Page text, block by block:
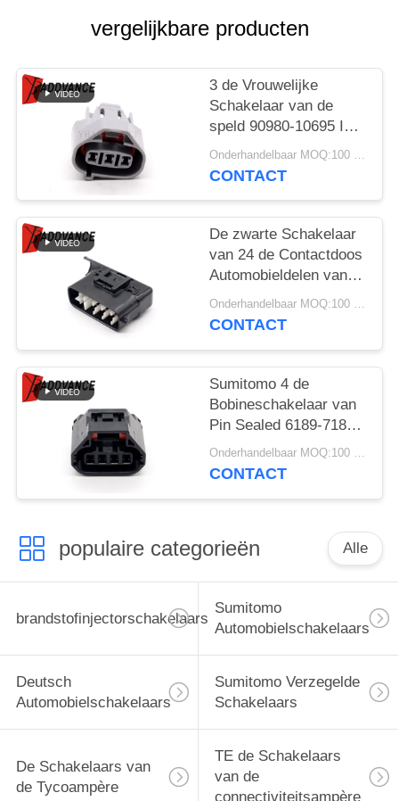
vergelijkbare producten
3 de Vrouwelijke
Schakelaar van de
speld 90980-10695 ISC
IACV Sensor voor
Toyota Lexus
Onderhandelbaar MOQ:100 EENHEDEN
CONTACT
De zwarte Schakelaar
van 24 de Contactdoos
Automobieldelen van
Pin Male With Back
6188-0539 voor Auto
Onderhandelbaar MOQ:100 EENHEDEN
CONTACT
Sumitomo 4 de
Bobineschakelaar van
Pin Sealed 6189-7188
voor Mazda Atenza
Onderhandelbaar MOQ:100 EENHEDEN
CONTACT
populaire categorieën Alle
brandstofinjectorschakelaars
Sumitomo
Automobielschakelaars
Deutsch
Automobielschakelaars
Sumitomo Verzegelde
Schakelaars
De Schakelaars van
de Tycoampère
TE de Schakelaars
van de
connectiviteitsampère